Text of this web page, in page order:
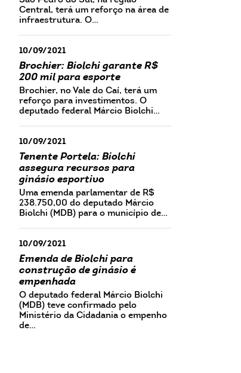
Central, terá um reforço na área de
infraestrutura. O…
10/09/2021
Brochier: Biolchi garante R$
200 mil para esporte
Brochier, no Vale do Caí, terá um
reforço para investimentos. O
deputado federal Márcio Biolchi…
10/09/2021
Tenente Portela: Biolchi
assegura recursos para
ginásio esportivo
Uma emenda parlamentar de R$
238.750,00 do deputado Márcio
Biolchi (MDB) para o município de…
10/09/2021
Emenda de Biolchi para
construção de ginásio é
empenhada
O deputado federal Márcio Biolchi
(MDB) teve confirmado pelo
Ministério da Cidadania o empenho
de…